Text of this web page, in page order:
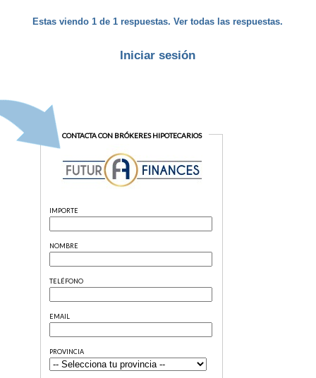
Estas viendo 1 de 1 respuestas. Ver todas las respuestas.
Iniciar sesión